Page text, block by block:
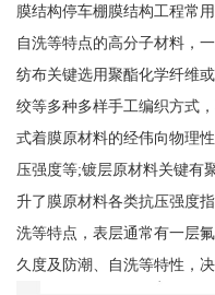
膜结构停车棚膜结构工程常
自洗等特点的高分子材料，
纺布关键选用聚酯化学纤维
绞等多种多样手工编织方式
式着膜原材料的经伟向物理
压强度等;镀层原材料关键有
升了膜原材料各类抗压强度
洗等特点，表层通常有一层
久度及防潮、自洗等特性，